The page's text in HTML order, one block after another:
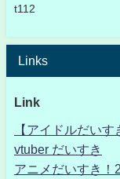
t112
Links
Link
【アイドルだい
vtuber だいすき
アニメだいすき！